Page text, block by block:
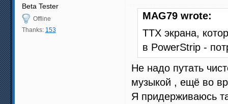
Beta Tester
Offline
Thanks: 153
MAG79 wrote:
ТТХ экрана,
в PowerStrip -
Не надо путать
музыкой , ещё во
Я придерживаюсь